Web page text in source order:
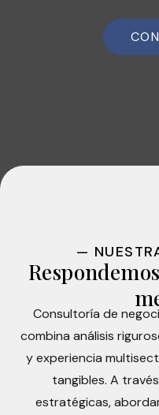
—
Consultoría de
combina análisis
y experiencia
tangibles. A
estratégicas,